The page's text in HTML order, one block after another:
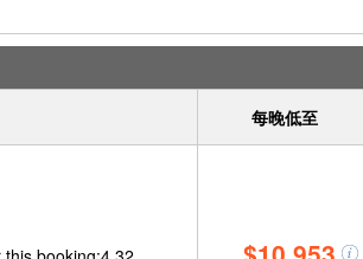
每晚低至